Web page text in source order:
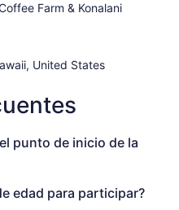
Farm & Konalani
United States
punto de inicio de la
edad para participar?